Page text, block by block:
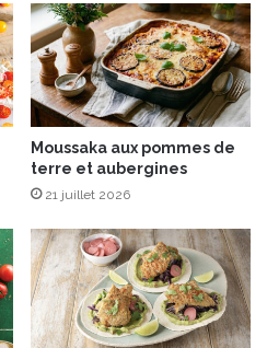
Moussaka aux pommes de
terre et aubergines
21 juillet 2026